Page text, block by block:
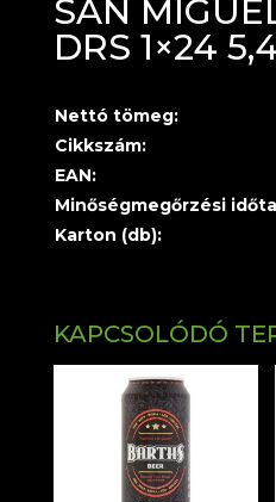
SAN
DRS 1×24
Nettó tömeg:
Cikkszám:
EAN:
Minőségmegőrzési
Karton (db):
KAPCSOLÓDÓ